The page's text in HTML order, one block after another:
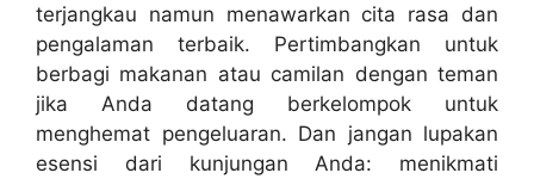
terjangkau namun menawarkan cita rasa dan
pengalaman terbaik. Pertimbangkan untuk
berbagi makanan atau camilan dengan teman
jika Anda datang berkelompok untuk
menghemat pengeluaran. Dan jangan lupakan
esensi dari kunjungan Anda: menikmati